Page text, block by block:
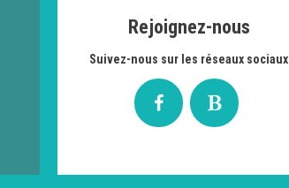
Rejoignez-nous
Suivez-nous sur les réseaux sociaux